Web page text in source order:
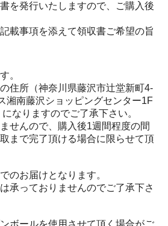
を発行いたしますので、ご購入後
載事項を添えて領収書ご希望の旨
。
住所（神奈川県藤沢市辻堂新町4-
湘南藤沢ショッピングセンター1F
なりますのでご了承下さい。
せんので、購入後1週間程度の間
まで完了頂ける場合に限らせて頂
のお届けとなります。
承っておりませんのでご了承下さ
ボールを使用させて頂く場合がご